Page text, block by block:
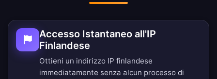
Accesso Istantaneo all'IP
Finlandese
Ottieni un indirizzo IP finlandese
immediatamente senza alcun processo di